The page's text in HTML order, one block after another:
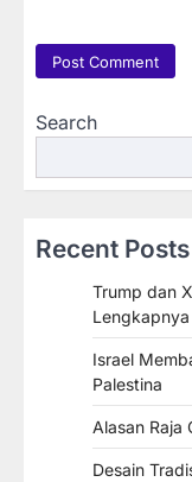
Search
Recent Posts
Trump dan
Lengkapnya
Israel
Palestina
Alasan Raja
Desain